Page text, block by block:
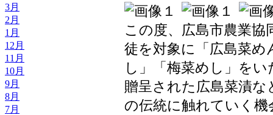
3月
2月
1月
12月
11月
10月
9月
8月
7月
この度、広島市農業協
徒を対象に「広島菜め
し」「梅菜めし」を
贈呈された広島菜漬
の伝統に触れていく